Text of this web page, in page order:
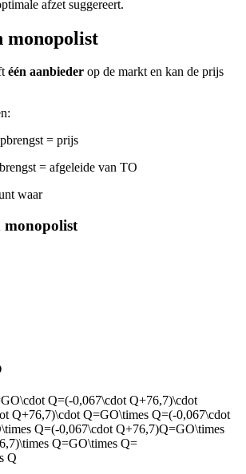
afzet suggereert.
monopolist
één aanbieder op de markt en kan de prijs
= prijs
= afgeleide van TO
waar
monopolist
Q=(-0,067\cdot Q+76,7)\cdot
Q+76,7)\cdot Q=GO\times Q=(-0,067\cdot
Q=(-0,067\cdot Q+76,7)Q=GO\times
Q=GO\times Q=
Q